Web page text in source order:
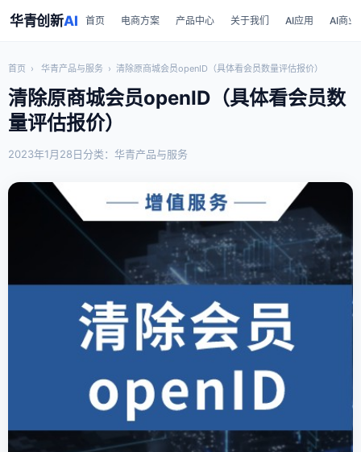
华青创新AI 首页 电商方案 产品中心 关于我们 AI应用 AI商业
首页 › 华青产品与服务 › 清除原商城会员openID（具体看会员数量评估报价）
清除原商城会员openID（具体看会员数
量评估报价）
2023年1月28日分类：华青产品与服务